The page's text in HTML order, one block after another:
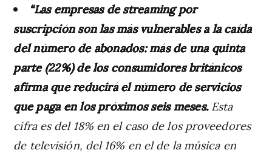
“Las empresas de streaming por
suscripción son las más vulnerables a la caída
del número de abonados: más de una quinta
parte (22%) de los consumidores británicos
afirma que reducirá el número de servicios
que paga en los próximos seis meses.Esta
cifra es del 18% en el caso de los proveedores
de televisión, del 16% en el de la música en